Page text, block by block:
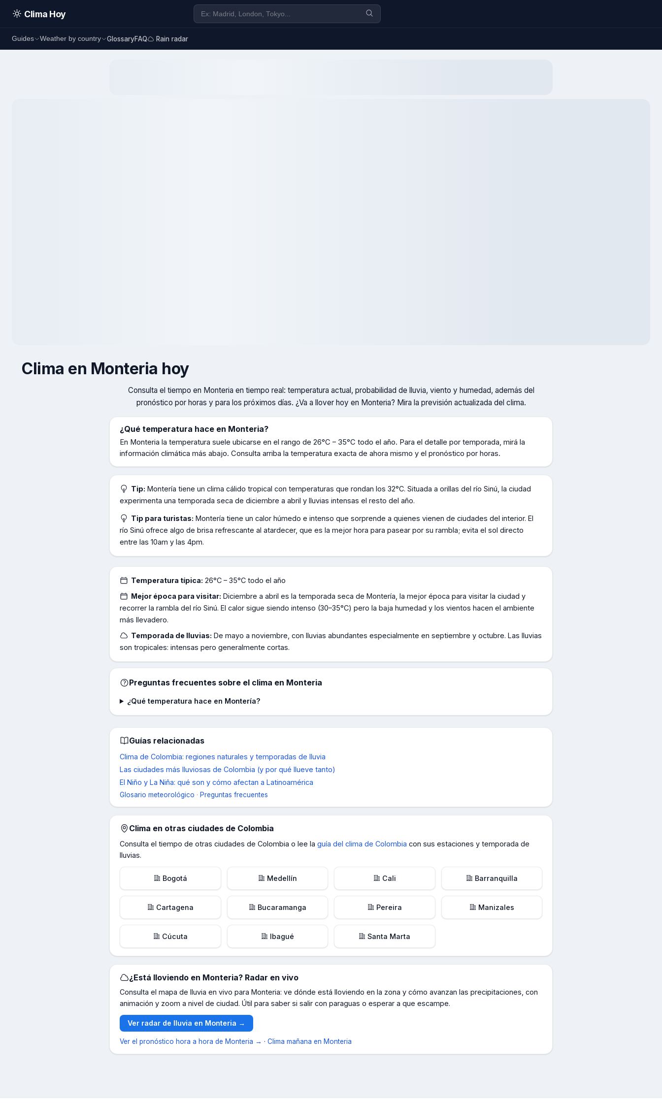
Clima Hoy
Guides Weather by country GlossaryFAQ Rain radar
Clima en Monteria hoy
Consulta el tiempo en Monteria en tiempo real: temperatura actual, probabilidad de lluvia, viento y humedad, además del
pronóstico por horas y para los próximos días. ¿Va a llover hoy en Monteria? Mira la previsión actualizada del clima.
¿Qué temperatura hace en Monteria?
En Monteria la temperatura suele ubicarse en el rango de 26°C – 35°C todo el año. Para el detalle por temporada, mirá la
información climática más abajo. Consulta arriba la temperatura exacta de ahora mismo y el pronóstico por horas.
Tip: Montería tiene un clima cálido tropical con temperaturas que rondan los 32°C. Situada a orillas del río Sinú, la ciudad
experimenta una temporada seca de diciembre a abril y lluvias intensas el resto del año.
Tip para turistas: Montería tiene un calor húmedo e intenso que sorprende a quienes vienen de ciudades del interior. El
río Sinú ofrece algo de brisa refrescante al atardecer, que es la mejor hora para pasear por su rambla; evita el sol directo
entre las 10am y las 4pm.
Temperatura típica: 26°C – 35°C todo el año
Mejor época para visitar: Diciembre a abril es la temporada seca de Montería, la mejor época para visitar la ciudad y
recorrer la rambla del río Sinú. El calor sigue siendo intenso (30–35°C) pero la baja humedad y los vientos hacen el ambiente
más llevadero.
Temporada de lluvias: De mayo a noviembre, con lluvias abundantes especialmente en septiembre y octubre. Las lluvias
son tropicales: intensas pero generalmente cortas.
Preguntas frecuentes sobre el clima en Monteria
¿Qué temperatura hace en Montería?
Guías relacionadas
Clima de Colombia: regiones naturales y temporadas de lluvia
Las ciudades más lluviosas de Colombia (y por qué llueve tanto)
El Niño y La Niña: qué son y cómo afectan a Latinoamérica
Glosario meteorológico · Preguntas frecuentes
Clima en otras ciudades de Colombia
Consulta el tiempo de otras ciudades de Colombia o lee la guía del clima de Colombia con sus estaciones y temporada de
lluvias.
Bogotá Medellín Cali Barranquilla
Cartagena Bucaramanga Pereira Manizales
Cúcuta Ibagué Santa Marta
¿Está lloviendo en Monteria? Radar en vivo
Consulta el mapa de lluvia en vivo para Monteria: ve dónde está lloviendo en la zona y cómo avanzan las precipitaciones, con
animación y zoom a nivel de ciudad. Útil para saber si salir con paraguas o esperar a que escampe.
Ver radar de lluvia en Monteria →
Ver el pronóstico hora a hora de Monteria → · Clima mañana en Monteria